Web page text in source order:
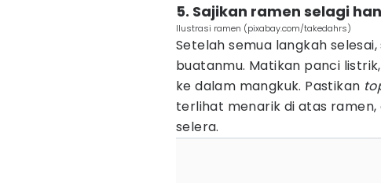
5. Sajikan ramen selagi
Ilustrasi ramen (pixabay.com/takedahrs)
Setelah semua langkah
buatanmu. Matikan panci
ke dalam mangkuk. Pastikan
terlihat menarik di atas
selera.